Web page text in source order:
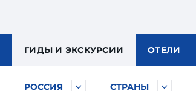
ГИДЫ И ЭКСКУРСИИ ОТЕЛИ
РОССИЯ СТРАНЫ